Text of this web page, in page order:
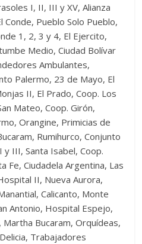
I, II, III y XV, Alianza
Conde, Pueblo Solo Pueblo,
1, 2, 3 y 4, El Ejercito,
Medio, Ciudad Bolívar
Ambulantes,
Palermo, 23 de Mayo, El
II, El Prado, Coop. Los
Mateo, Coop. Girón,
Orangine, Primicias de
Rumihurco, Conjunto
III, Santa Isabel, Coop.
Fe, Ciudadela Argentina, Las
II, Nueva Aurora,
Calicanto, Monte
Antonio, Hospital Espejo,
Bucaram, Orquídeas,
Trabajadores